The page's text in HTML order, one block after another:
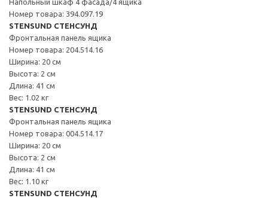
Номер товара: 394.097.19
STENSUND СТЕНСУНД
Фронтальная панель ящика
Номер товара: 204.514.16
Ширина: 20 см
Высота: 2 см
Длина: 41 см
Вес: 1.02 кг
STENSUND СТЕНСУНД
Фронтальная панель ящика
Номер товара: 004.514.17
Ширина: 20 см
Высота: 2 см
Длина: 41 см
Вес: 1.10 кг
STENSUND СТЕНСУНД